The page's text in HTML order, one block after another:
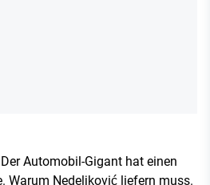
Automobil-Gigant hat einen
Warum Nedeljković liefern muss.